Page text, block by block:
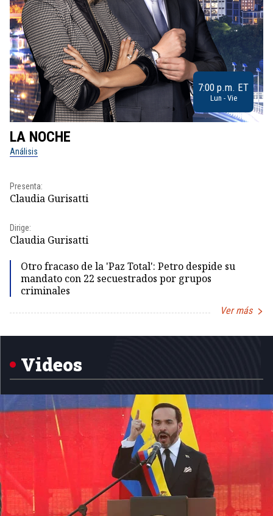
7:00 p.m. ET
Lun - Vie
LA NOCHE
Análisis
Presenta:
Claudia Gurisatti
Dirige:
Claudia Gurisatti
Otro fracaso de la 'Paz Total': Petro despide su
mandato con 22 secuestrados por grupos
criminales
Ver más
1
Videos